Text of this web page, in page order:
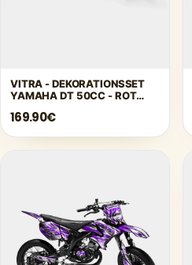
VITRA - DEKORATIONSSET
YAMAHA DT 50CC - ROT
169.90€